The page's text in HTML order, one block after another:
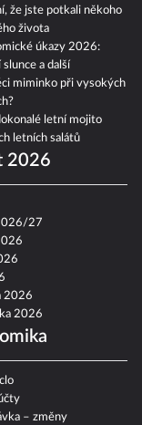
že jste potkali někoho
života
úkazy 2026:
a další
miminko při vysokých
letní mojito
letních salátů
2026
27
2026
2026
– změny